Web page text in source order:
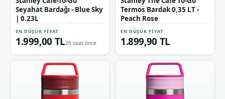
Seyahat Bardağı - Blue Sky
| 0.23L
EN DÜŞÜK FIYAT
1.999,00 TL20 saat önce
Termos Bardak 0,35 LT -
Peach Rose
EN DÜŞÜK FIYAT
1.899,90 TL